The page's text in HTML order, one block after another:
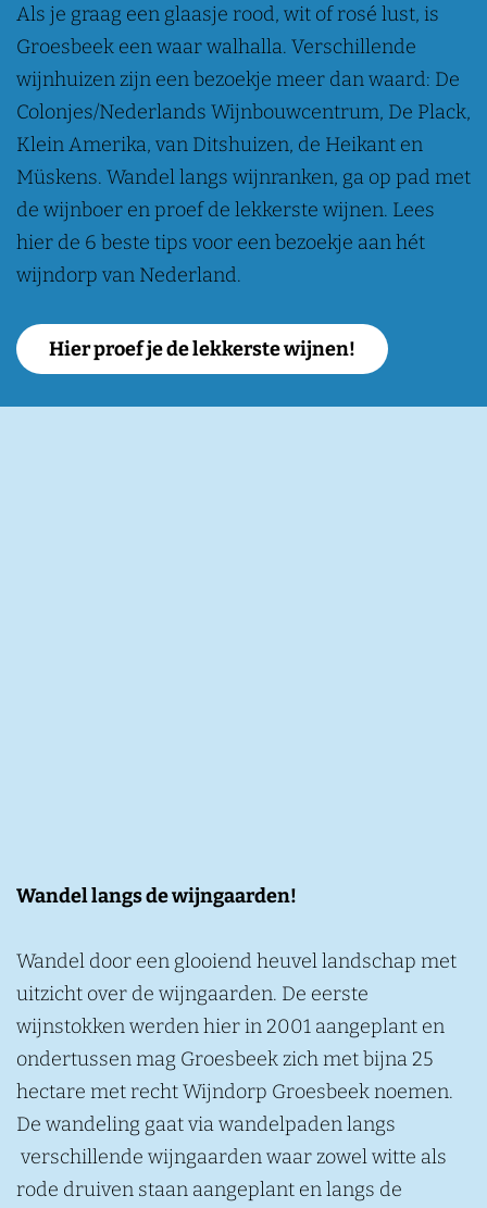
Als je graag een glaasje rood, wit of rosé lust, is
Groesbeek een waar walhalla. Verschillende
wijnhuizen zijn een bezoekje meer dan waard: De
Colonjes/Nederlands Wijnbouwcentrum, De Plack,
Klein Amerika, van Ditshuizen, de Heikant en
Müskens. Wandel langs wijnranken, ga op pad met
de wijnboer en proef de lekkerste wijnen. Lees
hier de 6 beste tips voor een bezoekje aan hét
wijndorp van Nederland.
Hier proef je de lekkerste wijnen!
Wandel langs de wijngaarden!
Wandel door een glooiend heuvel landschap met
uitzicht over de wijngaarden. De eerste
wijnstokken werden hier in 2001 aangeplant en
ondertussen mag Groesbeek zich met bijna 25
hectare met recht Wijndorp Groesbeek noemen.
De wandeling gaat via wandelpaden langs
verschillende wijngaarden waar zowel witte als
rode druiven staan aangeplant en langs de